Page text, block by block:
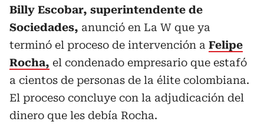
Billy Escobar, superintendente de
Sociedades, anunció en La W que ya
terminó el proceso de intervención a Felipe
Rocha, el condenado empresario que estafó
a cientos de personas de la élite colombiana.
El proceso concluye con la adjudicación del
dinero que les debía Rocha.